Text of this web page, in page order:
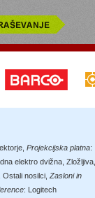
Projekcijska platna:
elektro dvižna Zložljiva
Ostali nosilci Zasloni in
: Logitech